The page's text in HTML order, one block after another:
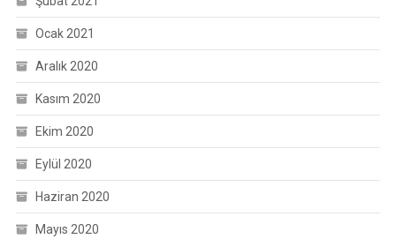
Ocak 2021
Aralık 2020
Kasım 2020
Ekim 2020
Eylül 2020
Haziran 2020
Mayıs 2020